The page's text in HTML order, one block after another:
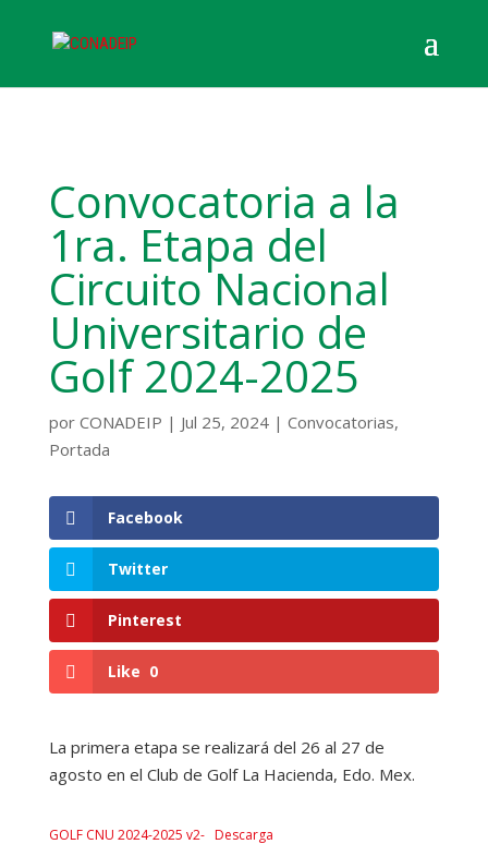
Convocatoria a la
1ra. Etapa del
Circuito Nacional
Universitario de
Golf 2024-2025
por CONADEIP | Jul 25, 2024| Convocatorias,
Portada
Facebook
Twitter
Pinterest
Like 0
La primera etapa se realizará del 26 al 27 de
agosto en el Club de Golf La Hacienda, Edo. Mex.
GOLF CNU 2024-2025 v2- Descarga